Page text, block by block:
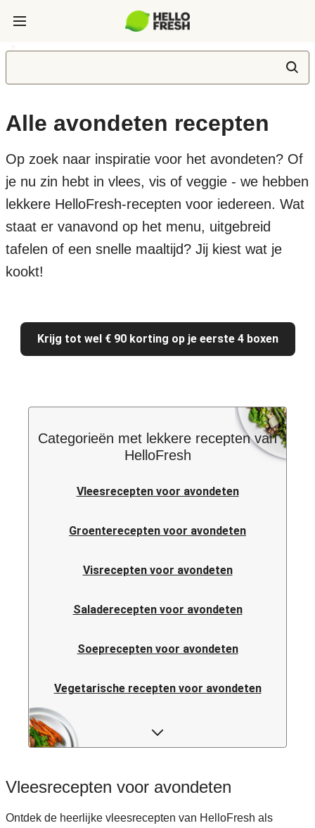
Alle avondeten recepten
Op zoek naar inspiratie voor het avondeten? Of
je nu zin hebt in vlees, vis of veggie - we hebben
lekkere HelloFresh-recepten voor iedereen. Wat
staat er vanavond op het menu, uitgebreid
tafelen of een snelle maaltijd? Jij kiest wat je
kookt!
Krijg tot wel € 90 korting op je eerste 4 boxen
Categorieën met lekkere recepten van
HelloFresh
Vleesrecepten voor avondeten
Groenterecepten voor avondeten
Visrecepten voor avondeten
Saladerecepten voor avondeten
Soeprecepten voor avondeten
Vegetarische recepten voor avondeten
Italiaanse pastarecepten voor avondeten
Vleesrecepten voor avondeten
Ontdek de heerlijke vleesrecepten van HelloFresh als